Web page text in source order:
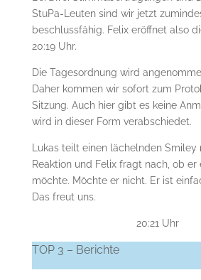
StuPa-Leuten sind wir jetzt
beschlussfähig. Felix eröffnet also
20:19 Uhr.
Die Tagesordnung wird
Daher kommen wir sofort zum
Sitzung. Auch hier gibt es keine
wird in dieser Form verabschiedet.
Lukas teilt einen lächelnden Smiley
Reaktion und Felix fragt nach, ob
möchte. Möchte er nicht. Er ist
Das freut uns.
20:21 Uhr
TOP 3 – Berichte